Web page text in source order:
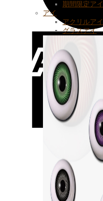
期間限定アイ
アイ
アクリルアイ
グラスアイ